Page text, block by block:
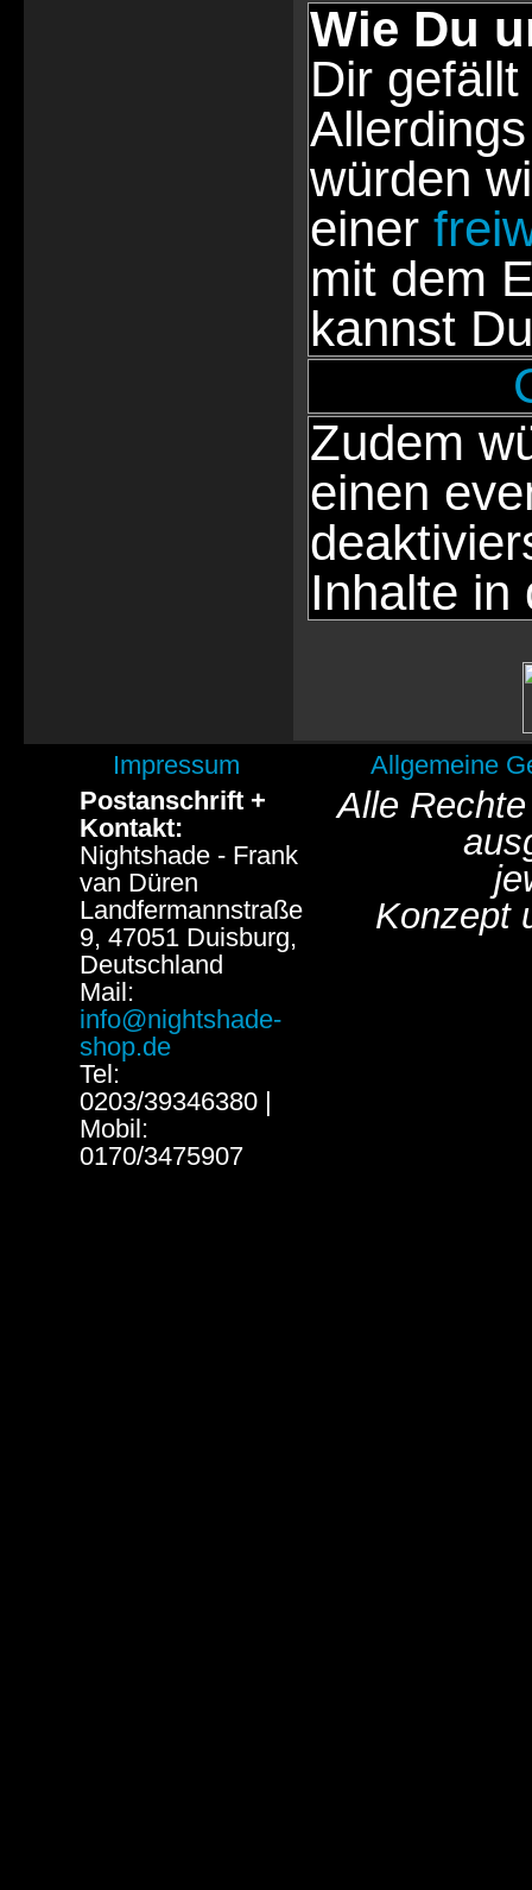
Wie Du
Dir
würden
einer
mit dem
kannst
Zudem
einen
Inhalte in
Impressum
Allgemeine
Postanschrift +
Kontakt:
Nightshade - Frank
van Düren
Landfermannstraße
9, 47051 Duisburg,
Deutschland
Mail:
info@nightshade-
shop.de
Tel:
0203/39346380 |
Mobil:
0170/3475907
Alle
Konzept